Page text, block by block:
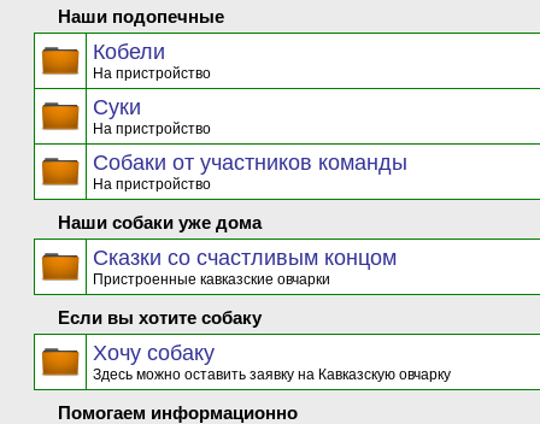
Наши подопечные
Кобели
На пристройство
Суки
На пристройство
Собаки от участников команды
На пристройство
Наши собаки уже дома
Сказки со счастливым концом
Пристроенные кавказские овчарки
Если вы хотите собаку
Хочу собаку
Здесь можно оставить заявку на Кавказскую овчарку
Помогаем информационно